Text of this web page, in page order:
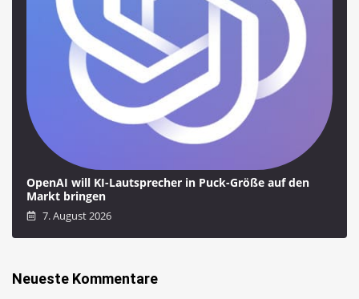
OpenAI will KI-Lautsprecher in Puck-Größe auf den
Markt bringen
7. August 2026
Neueste Kommentare